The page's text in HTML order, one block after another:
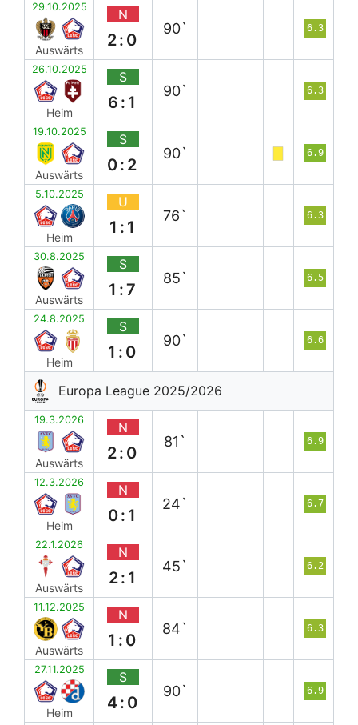
29.10.2025
Auswärts
N
2:0
90` 6.3
26.10.2025
Heim
S
6:1
90` 6.3
19.10.2025
Auswärts
S
0:2
90` 6.9
5.10.2025
Heim
U
1:1
76` 6.3
30.8.2025
Auswärts
S
1:7
85` 6.5
24.8.2025
Heim
S
1:0
90` 6.6
Europa League 2025/2026
19.3.2026
Auswärts
N
2:0
81` 6.9
12.3.2026
Heim
N
0:1
24` 6.7
22.1.2026
Auswärts
N
2:1
45` 6.2
11.12.2025
Auswärts
N
1:0
84` 6.3
27.11.2025
Heim
S
4:0
90` 6.9